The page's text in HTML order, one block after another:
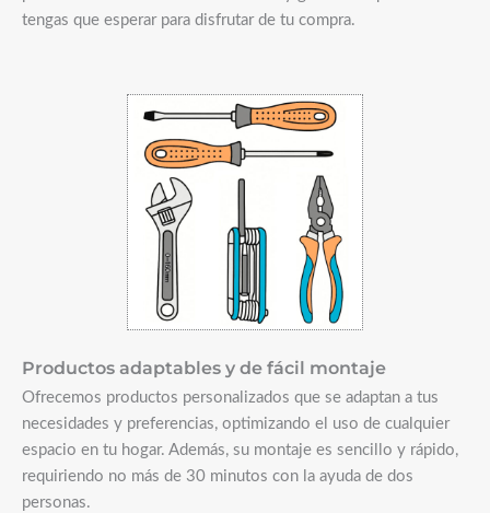
tengas que esperar para disfrutar de tu compra.​
Productos adaptables y de fácil montaje
Ofrecemos productos personalizados que se adaptan a tus
necesidades y preferencias, optimizando el uso de cualquier
espacio en tu hogar. Además, su montaje es sencillo y rápido,
requiriendo no más de 30 minutos con la ayuda de dos
personas.​